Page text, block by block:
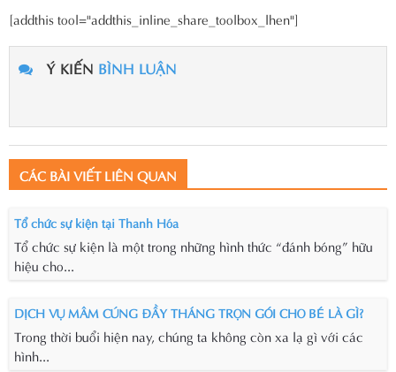
[addthis tool="addthis_inline_share_toolbox_lhen"]
Ý KIẾN BÌNH LUẬN
CÁC BÀI VIẾT LIÊN QUAN
Tổ chức sự kiện tại Thanh Hóa
Tổ chức sự kiện là một trong những hình thức “đánh bóng” hữu
hiệu cho...
DỊCH VỤ MÂM CÚNG ĐẦY THÁNG TRỌN GÓI CHO BÉ LÀ GÌ?
Trong thời buổi hiện nay, chúng ta không còn xa lạ gì với các
hình...